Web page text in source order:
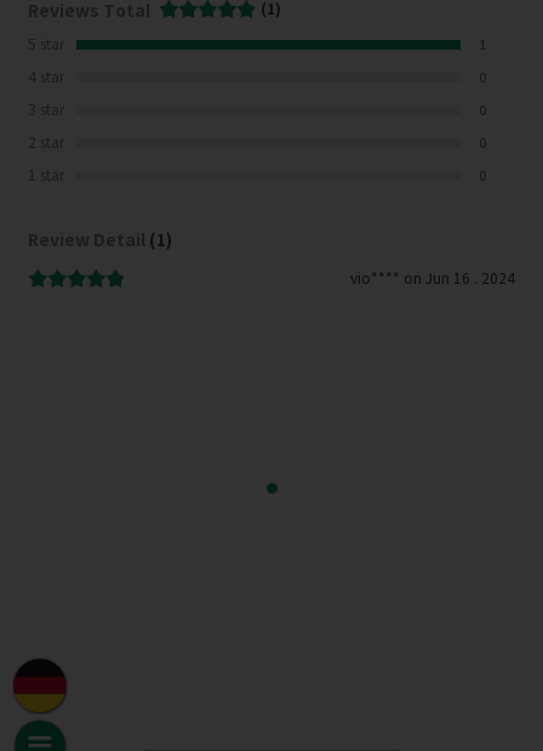
Reviews Total (1)
5 star 1
4 star 0
3 star 0
2 star 0
1 star 0
Review Detail (1)
vio**** on Jun 16 . 2024